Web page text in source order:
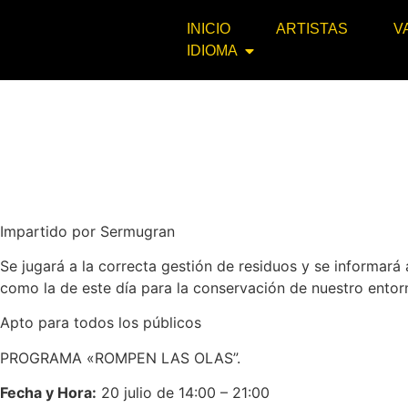
INICIO ARTISTAS
IDIOMA
Impartido por Sermugran
Se jugará a la correcta gestión de residuos y se
como la de este día para la conservación de nuestro
Apto para todos los públicos
PROGRAMA «ROMPEN LAS OLAS”.
Fecha y Hora: 20 julio de 14:00 – 21:00